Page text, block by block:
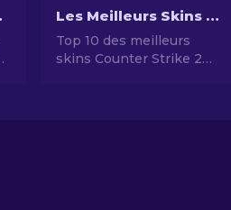
en 2026 Les Meilleurs Skins Bon Marché dans CS2 [2026]
Top 10 des meilleurs
skins Counter Strike 2